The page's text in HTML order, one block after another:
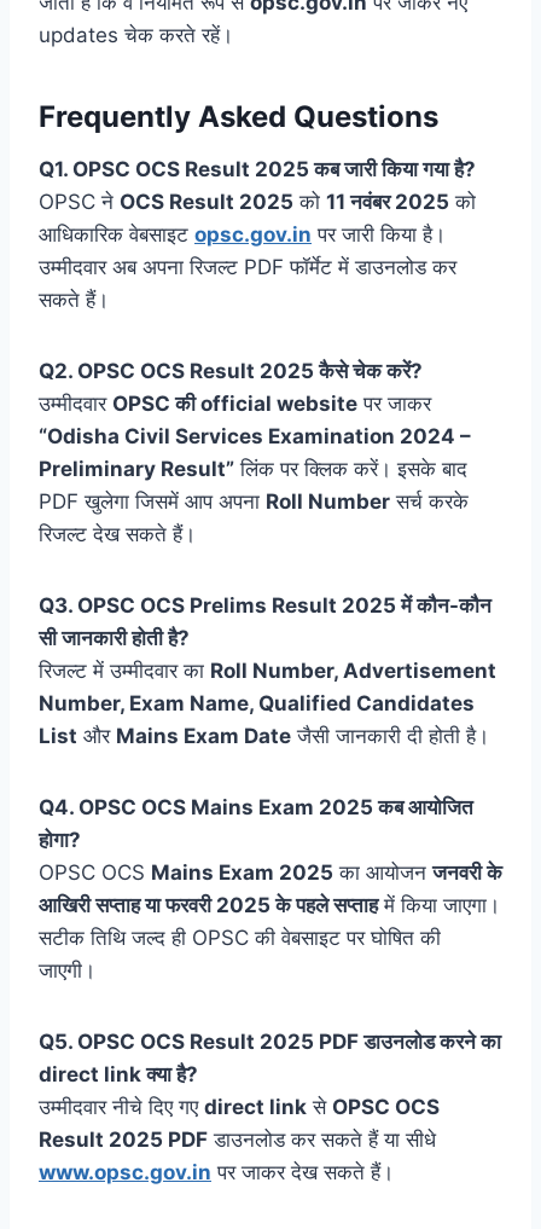
updates चेक करते रहें।
Frequently Asked Questions
Q1. OPSC OCS Result 2025 कब जारी किया गया है?
OPSC ने OCS Result 2025 को 11 नवंबर 2025 को
आधिकारिक वेबसाइट opsc.gov.in पर जारी किया है।
उम्मीदवार अब अपना रिजल्ट PDF फॉर्मेट में डाउनलोड कर
सकते हैं।
Q2. OPSC OCS Result 2025 कैसे चेक करें?
उम्मीदवार OPSC की official website पर जाकर
“Odisha Civil Services Examination 2024 –
Preliminary Result” लिंक पर क्लिक करें। इसके बाद
PDF खुलेगा जिसमें आप अपना Roll Number सर्च करके
रिजल्ट देख सकते हैं।
Q3. OPSC OCS Prelims Result 2025 में कौन-कौन
सी जानकारी होती है?
रिजल्ट में उम्मीदवार का Roll Number, Advertisement
Number, Exam Name, Qualified Candidates
List और Mains Exam Date जैसी जानकारी दी होती है।
Q4. OPSC OCS Mains Exam 2025 कब आयोजित
होगा?
OPSC OCS Mains Exam 2025 का आयोजनजनवरी के
आखिरी सप्ताह या फरवरी 2025 के पहले सप्ताहमें किया जाएगा।
सटीक तिथि जल्द ही OPSC की वेबसाइट पर घोषित की
जाएगी।
Q5. OPSC OCS Result 2025 PDF डाउनलोड करने का
direct link क्या है?
उम्मीदवार नीचे दिए गए direct link से OPSC OCS
Result 2025 PDF डाउनलोड कर सकते हैं या सीधे
www.opsc.gov.in पर जाकर देख सकते हैं।